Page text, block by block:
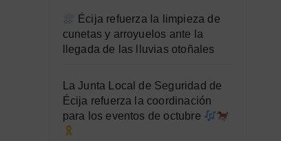
Écija refuerza la limpieza de
cunetas y arroyuelos ante la
llegada de las lluvias otoñales
La Junta Local de Seguridad de
Écija refuerza la coordinación
para los eventos de octubre